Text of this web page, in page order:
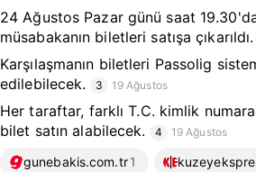
24 Ağustos Pazar günü saat
müsabakanın biletleri satışa çıkarıldı.
Karşılaşmanın biletleri Passolig
edilebilecek.
3 19 Ağustos
Her taraftar, farklı T.C. kimlik
bilet satın alabilecek.
4 19 Ağustos
gunebakis.com.tr1